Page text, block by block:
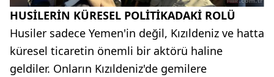
HUSİLERİN KÜRESEL POLİTİKADAKİ ROLÜ
Husiler sadece Yemen'in değil, Kızıldeniz ve hatta
küresel ticaretin önemli bir aktörü haline
geldiler. Onların Kızıldeniz'de gemilere